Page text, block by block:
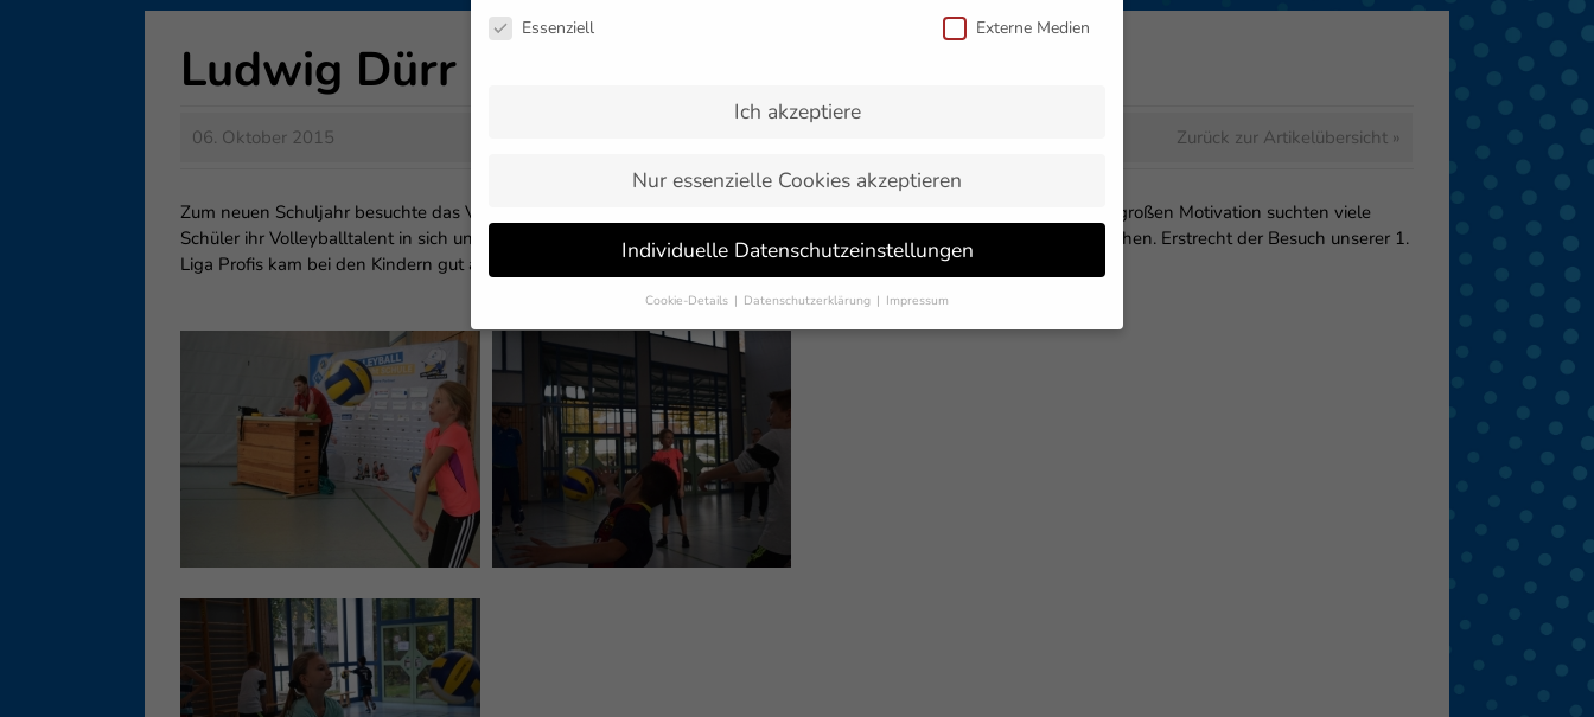
Ludwig Dürr Schule
06. Oktober 2015 Zurück zur Artikelübersicht »
Zum neuen Schuljahr besuchte das VOLLEYBALL macht SCHULE – Team als erstes die Ludwig Dürr Schule. Mit einer großen Motivation suchten viele
Schüler ihr Volleyballtalent in sich und wurden selten enttäuscht. Viele tolle Momente und schöne Szenen waren zu sehen. Erstrecht der Besuch unserer 1.
Liga Profis kam bei den Kindern gut an.
Datenschutzeinstellungen
Essenziell Externe Medien
Ich akzeptiere
Nur essenzielle Cookies akzeptieren
Individuelle Datenschutzeinstellungen
Cookie-Details Datenschutzerklärung Impressum
Datenschutzeinstellungen
Wenn Sie unter 16 Jahre alt sind und Ihre Zustimmung zu freiwilligen Diensten
geben möchten, müssen Sie Ihre Erziehungsberechtigten um Erlaubnis bitten.
Wir verwenden Cookies und andere Technologien auf unserer Website. Einige von
ihnen sind essenziell, während andere uns helfen, diese Website und Ihre
Erfahrung zu verbessern. Personenbezogene Daten können verarbeitet werden (z.
B. IP-Adressen), z. B. für personalisierte Anzeigen und Inhalte oder Anzeigen- und
Inhaltsmessung.
Weitere Informationen über die Verwendung Ihrer Daten finden
Datenschutzerklärung
Hier finden Sie eine Übersicht über alle verwendeten Cookies. Sie können Ihre